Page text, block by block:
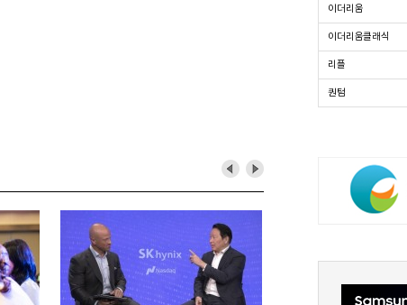
이더리움
이더리움클래식
리플
퀀텀